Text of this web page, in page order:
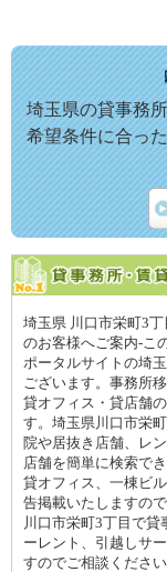
埼玉県の貸事務
希望条件に合っ
埼玉県 川口市栄町3
のお客様へご案内-こ
ポータルサイトの埼
ございます。事務所
貸オフィス・貸店舗
す。埼玉県川口市栄
院や居抜き店舗、レ
店舗を簡単に検索で
貸オフィス、一棟ビ
告掲載いたしますの
川口市栄町3丁目で貸
ーレント、引越しサ
すのでご相談ください